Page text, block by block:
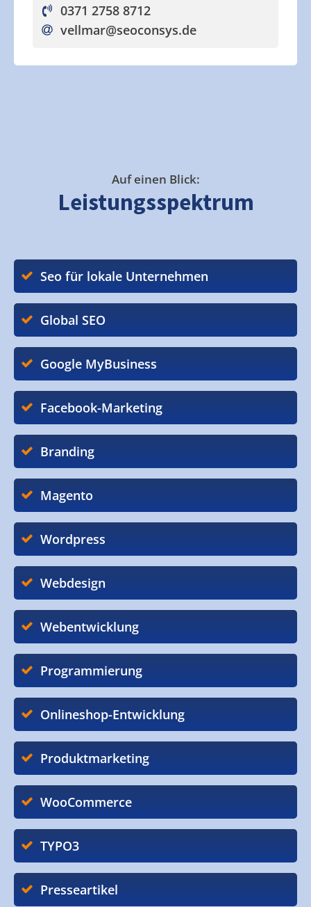
0371 2758 8712
vellmar@seoconsys.de
Auf einen Blick:
Leistungsspektrum
Seo für lokale Unternehmen
Global SEO
Google MyBusiness
Facebook-Marketing
Branding
Magento
Wordpress
Webdesign
Webentwicklung
Programmierung
Onlineshop-Entwicklung
Produktmarketing
WooCommerce
TYPO3
Presseartikel